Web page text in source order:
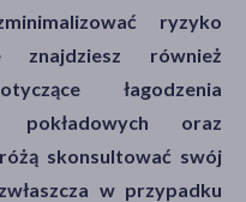
ryzyko
znajdziesz również
łagodzenia
pokładowych oraz
skonsultować swój
w przypadku